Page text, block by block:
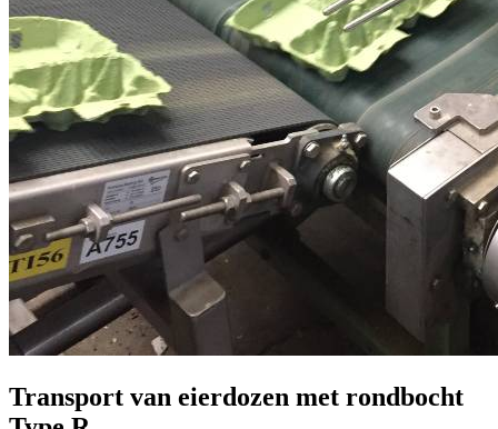
Transport van eierdozen met rondbocht